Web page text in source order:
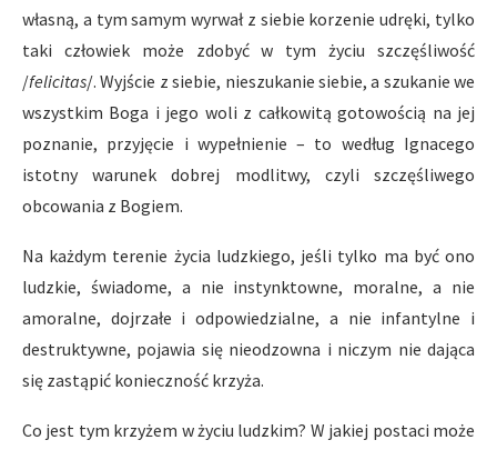
własną, a tym samym wyrwał z siebie korzenie udręki, tylko
taki człowiek może zdobyć w tym życiu szczęśliwość
/felicitas/. Wyjście z siebie, nieszukanie siebie, a szukanie we
wszystkim Boga i jego woli z całkowitą gotowością na jej
poznanie, przyjęcie i wypełnienie – to według Ignacego
istotny warunek dobrej modlitwy, czyli szczęśliwego
obcowania z Bogiem.
Na każdym terenie życia ludzkiego, jeśli tylko ma być ono
ludzkie, świadome, a nie instynktowne, moralne, a nie
amoralne, dojrzałe i odpowiedzialne, a nie infantylne i
destruktywne, pojawia się nieodzowna i niczym nie dająca
się zastąpić konieczność krzyża.
Co jest tym krzyżem w życiu ludzkim? W jakiej postaci może